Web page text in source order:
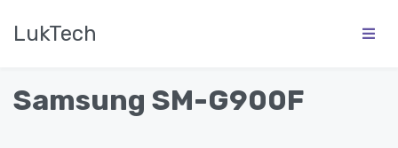
LukTech
Samsung SM-G900F